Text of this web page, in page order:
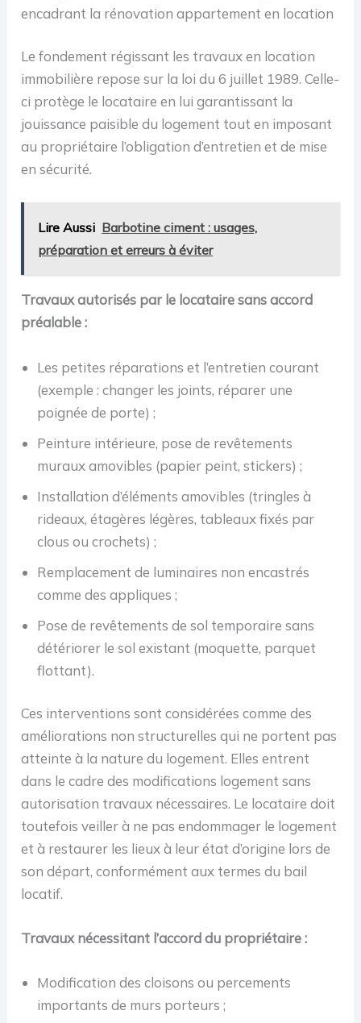
encadrant la rénovation appartement en location
Le fondement régissant les travaux en location
immobilière repose sur la loi du 6 juillet 1989. Celle-
ci protège le locataire en lui garantissant la
jouissance paisible du logement tout en imposant
au propriétaire l’obligation d’entretien et de mise
en sécurité.
Lire Aussi Barbotine ciment : usages,
préparation et erreurs à éviter
Travaux autorisés par le locataire sans accord
préalable :
Les petites réparations et l’entretien courant
(exemple : changer les joints, réparer une
poignée de porte) ;
Peinture intérieure, pose de revêtements
muraux amovibles (papier peint, stickers) ;
Installation d’éléments amovibles (tringles à
rideaux, étagères légères, tableaux fixés par
clous ou crochets) ;
Remplacement de luminaires non encastrés
comme des appliques ;
Pose de revêtements de sol temporaire sans
détériorer le sol existant (moquette, parquet
flottant).
Ces interventions sont considérées comme des
améliorations non structurelles qui ne portent pas
atteinte à la nature du logement. Elles entrent
dans le cadre des modifications logement sans
autorisation travaux nécessaires. Le locataire doit
toutefois veiller à ne pas endommager le logement
et à restaurer les lieux à leur état d’origine lors de
son départ, conformément aux termes du bail
locatif.
Travaux nécessitant l’accord du propriétaire :
Modification des cloisons ou percements
importants de murs porteurs ;